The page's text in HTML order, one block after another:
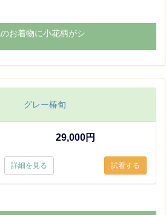
お着物に小花柄がシ
グレー椿旬
29,000円
詳細を見る